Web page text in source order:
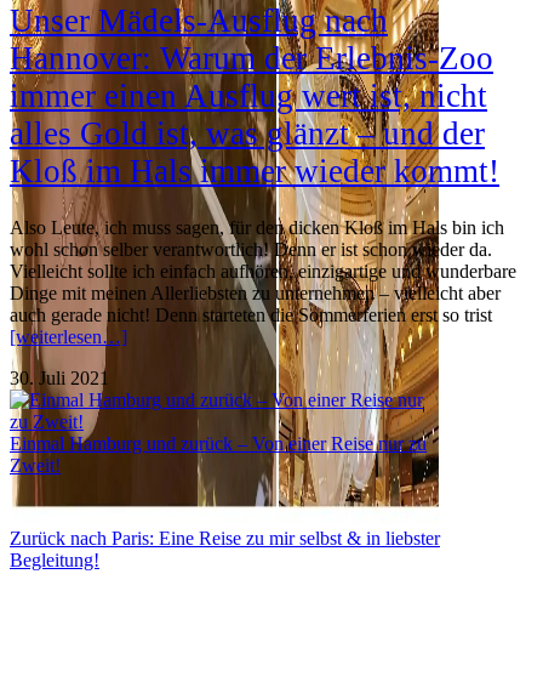
Zurück nach Paris: Eine Reise zu mir selbst & in liebster
Begleitung!
Unser Mädels-Ausflug nach
Hannover: Warum der Erlebnis-Zoo
immer einen Ausflug wert ist, nicht
alles Gold ist, was glänzt – und der
Kloß im Hals immer wieder kommt!
Also Leute, ich muss sagen, für den dicken Kloß im Hals bin ich
wohl schon selber verantwortlich! Denn er ist schon wieder da.
Vielleicht sollte ich einfach aufhören, einzigartige und wunderbare
Dinge mit meinen Allerliebsten zu unternehmen – vielleicht aber
auch gerade nicht! Denn starteten die Sommerferien erst so trist
[weiterlesen…]
30. Juli 2021
Einmal Hamburg und zurück – Von einer Reise nur zu
Zweit!